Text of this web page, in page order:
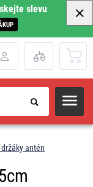
slevu
antén